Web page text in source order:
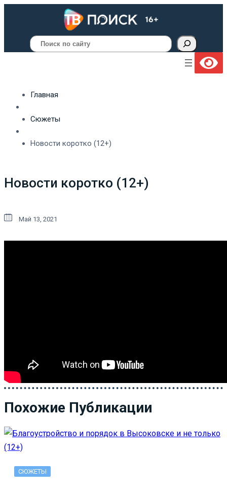
Поиск
Главная
Сюжеты
Новости коротко (12+)
Новости коротко (12+)
Май 13, 2021
Похожие Публикации
СЮЖЕТЫ